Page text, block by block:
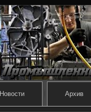
Новости Архив